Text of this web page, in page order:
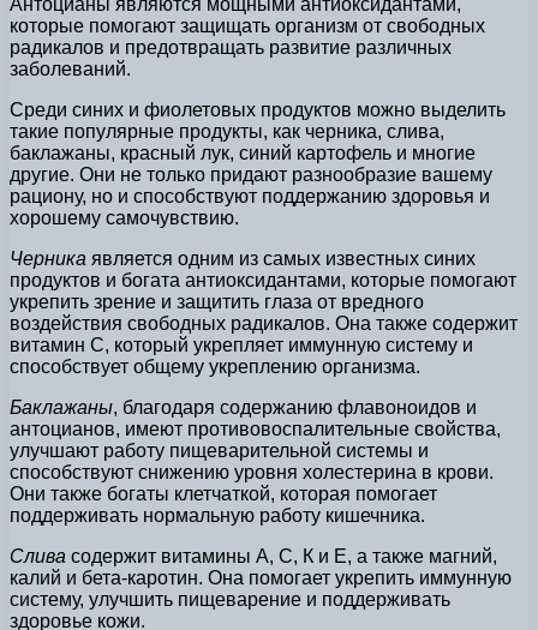
Антоцианы являются мощными антиоксидантами,
которые помогают защищать организм от свободных
радикалов и предотвращать развитие различных
заболеваний.
Среди синих и фиолетовых продуктов можно выделить
такие популярные продукты, как черника, слива,
баклажаны, красный лук, синий картофель и многие
другие. Они не только придают разнообразие вашему
рациону, но и способствуют поддержанию здоровья и
хорошему самочувствию.
Черника является одним из самых известных синих
продуктов и богата антиоксидантами, которые помогают
укрепить зрение и защитить глаза от вредного
воздействия свободных радикалов. Она также содержит
витамин С, который укрепляет иммунную систему и
способствует общему укреплению организма.
Баклажаны, благодаря содержанию флавоноидов и
антоцианов, имеют противовоспалительные свойства,
улучшают работу пищеварительной системы и
способствуют снижению уровня холестерина в крови.
Они также богаты клетчаткой, которая помогает
поддерживать нормальную работу кишечника.
Слива содержит витамины А, С, К и E, а также магний,
калий и бета-каротин. Она помогает укрепить иммунную
систему, улучшить пищеварение и поддерживать
здоровье кожи.